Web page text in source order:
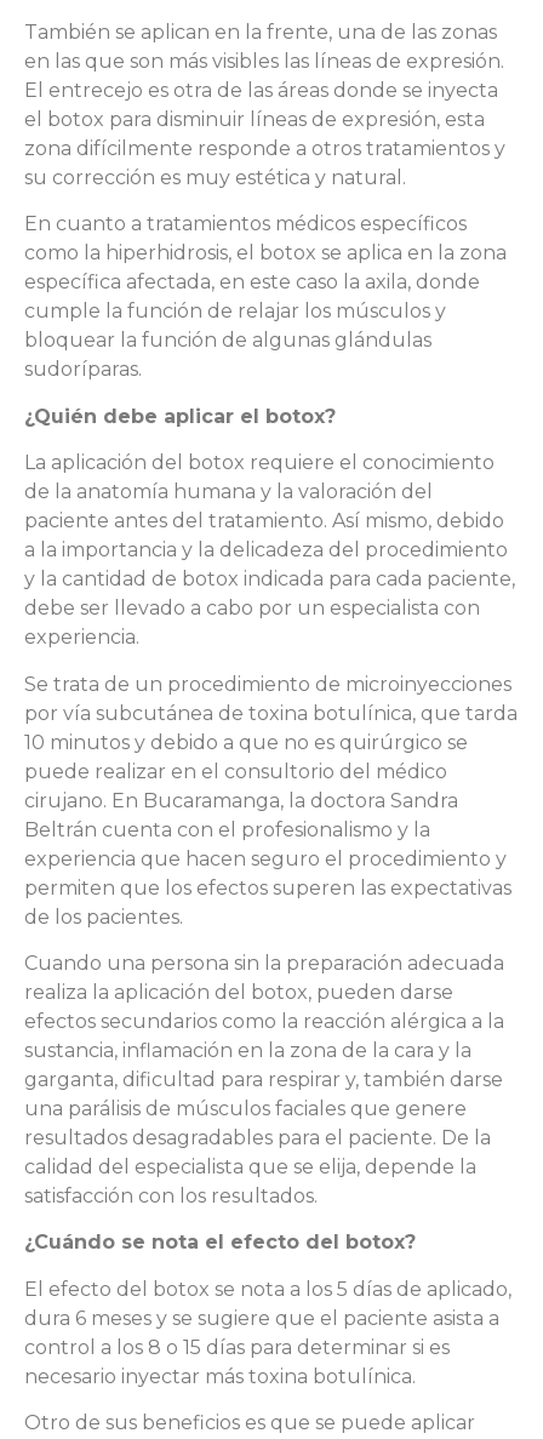
También se aplican en la frente, una de las zonas
en las que son más visibles las líneas de expresión.
El entrecejo es otra de las áreas donde se inyecta
el botox para disminuir líneas de expresión, esta
zona difícilmente responde a otros tratamientos y
su corrección es muy estética y natural.
En cuanto a tratamientos médicos específicos
como la hiperhidrosis, el botox se aplica en la zona
específica afectada, en este caso la axila, donde
cumple la función de relajar los músculos y
bloquear la función de algunas glándulas
sudoríparas.
¿Quién debe aplicar el botox?
La aplicación del botox requiere el conocimiento
de la anatomía humana y la valoración del
paciente antes del tratamiento. Así mismo, debido
a la importancia y la delicadeza del procedimiento
y la cantidad de botox indicada para cada paciente,
debe ser llevado a cabo por un especialista con
experiencia.
Se trata de un procedimiento de microinyecciones
por vía subcutánea de toxina botulínica, que tarda
10 minutos y debido a que no es quirúrgico se
puede realizar en el consultorio del médico
cirujano. En Bucaramanga, la doctora Sandra
Beltrán cuenta con el profesionalismo y la
experiencia que hacen seguro el procedimiento y
permiten que los efectos superen las expectativas
de los pacientes.
Cuando una persona sin la preparación adecuada
realiza la aplicación del botox, pueden darse
efectos secundarios como la reacción alérgica a la
sustancia, inflamación en la zona de la cara y la
garganta, dificultad para respirar y, también darse
una parálisis de músculos faciales que genere
resultados desagradables para el paciente. De la
calidad del especialista que se elija, depende la
satisfacción con los resultados.
¿Cuándo se nota el efecto del botox?
El efecto del botox se nota a los 5 días de aplicado,
dura 6 meses y se sugiere que el paciente asista a
control a los 8 o 15 días para determinar si es
necesario inyectar más toxina botulínica.
Otro de sus beneficios es que se puede aplicar